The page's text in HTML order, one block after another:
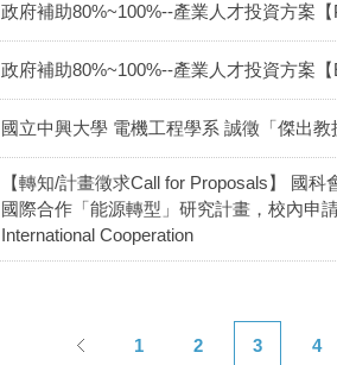
政府補助80%~100%--產業人才投資方案
政府補助80%~100%--產業人才投資方案
國立中興大學 電機工程學系 誠徵「傑出教
【轉知/計畫徵求Call for Proposals】 國
國際合作「能源轉型」研究計畫，校內申
International Cooperation
1 2 3 4